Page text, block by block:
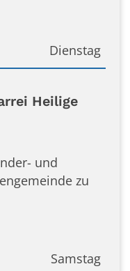
Dienstag
Heilige
und
zu
Samstag